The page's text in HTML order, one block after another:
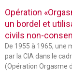
Opération
un bordel et
civils non-
De 1955 à 1965, une
par la CIA dans le
(Opération Orgasme